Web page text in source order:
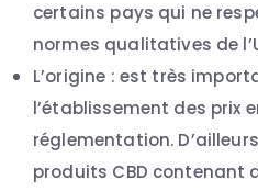
certains pays qui ne
normes qualitatives de
L’origine : est très
l’établissement des prix
réglementation.
produits CBD contenant